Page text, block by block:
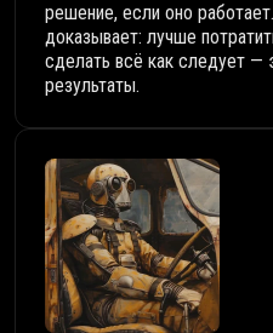
О
решение, если оно
доказывает: лучше
сделать всё как следует —
результаты.